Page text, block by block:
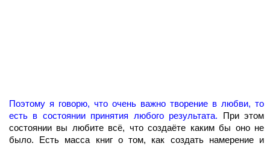
Поэтому я говорю, что очень важно творение в любви, то
есть в состоянии принятия любого результата. При этом
состоянии вы любите всё, что создаёте каким бы оно не
было. Есть масса книг о том, как создать намерение и